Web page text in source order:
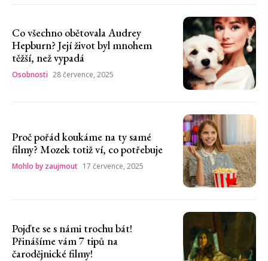
Co všechno obětovala Audrey
Hepburn? Její život byl mnohem
těžší, než vypadá
Osobnosti 28 července, 2025
Proč pořád koukáme na ty samé
filmy? Mozek totiž ví, co potřebuje
Mohlo by zaujmout 17 července, 2025
Pojďte se s námi trochu bát!
Přinášíme vám 7 tipů na
čarodějnické filmy!